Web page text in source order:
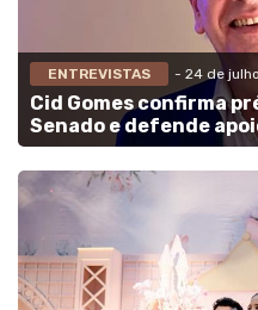
ENTREVISTAS - 24 de
Cid Gomes confirma
Senado e defende